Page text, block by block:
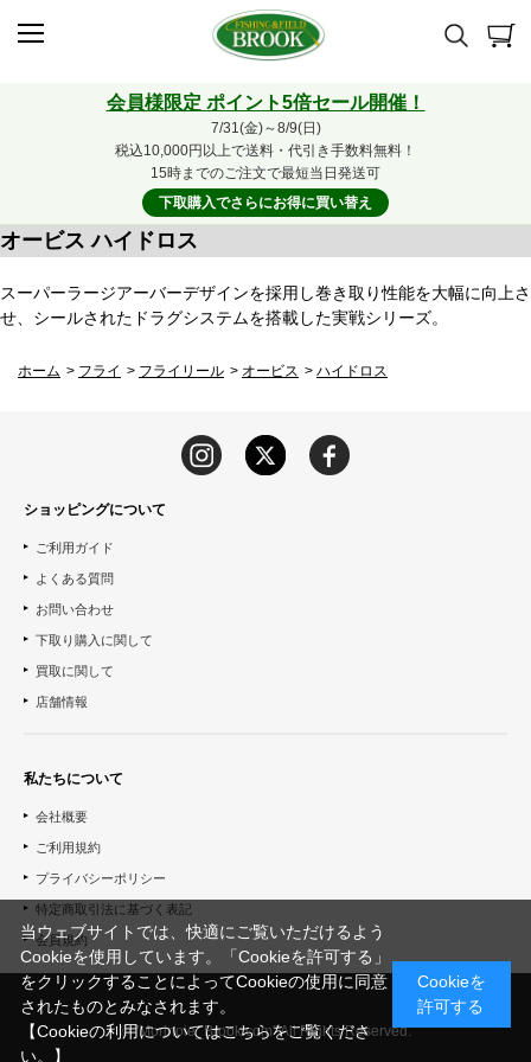
会員様限定 ポイント5倍セール開催！
7/31(金)～8/9(日)
税込10,000円以上で送料・代引き手数料無料！
15時までのご注文で最短当日発送可
下取購入でさらにお得に買い替え
オービス ハイドロス
スーパーラージアーバーデザインを採用し巻き取り性能を大幅に向上さ
せ、シールされたドラグシステムを搭載した実戦シリーズ。
ホーム > フライ > フライリール > オービス > ハイドロス
ショッピングについて
ご利用ガイド
よくある質問
お問い合わせ
下取り購入に関して
買取に関して
店舗情報
私たちについて
会社概要
ご利用規約
プライバシーポリシー
特定商取引法に基づく表記
会員規約
© "Morinoie_Brook.com" All Rights Reserved.
当ウェブサイトでは、快適にご覧いただけるよう
Cookieを使用しています。「Cookieを許可する」
をクリックすることによってCookieの使用に同意
されたものとみなされます。
【Cookieの利用についてはこちらをご覧くださ
い。】
Cookieを
許可する